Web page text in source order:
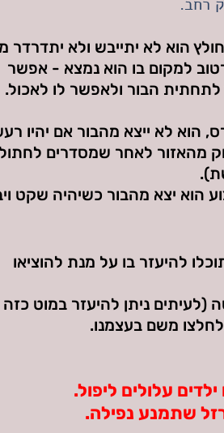
רחב.
הוא לא יתייבש ולא יתדרדר
רטוב למקום בו הוא נמצא - אפשר
הבור ולאפשר לו לאכול.
לא ייצא מהבור אם יהיו
מהאזור לאחר שמסדרים לחתול
הוא יצא מהבור כשיהיה שקט
להיעזר בו על מנת להוציאו
(לעיתים ניתן להיעזר במוט כזה
משם בעצמנו.
עלולים ליפול.
שתמנע נפילה.